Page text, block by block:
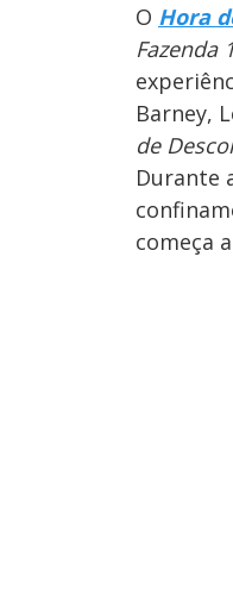
O Hora
Fazenda
Barney,
de
Durante
começa